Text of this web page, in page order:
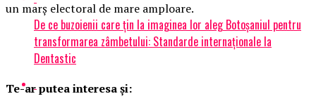
un marș electoral de mare amploare.
Te-ar putea interesa și:
De ce buzoienii care țin la imaginea lor aleg Botoșaniul pentru
transformarea zâmbetului: Standarde internaționale la
Dentastic